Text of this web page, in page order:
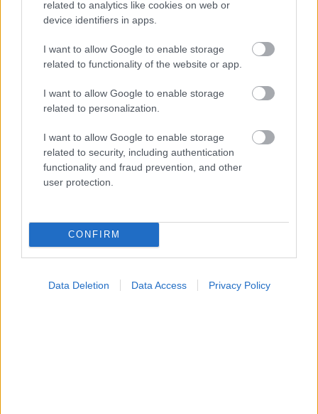
related to analytics like cookies on web or
device identifiers in apps.
I want to allow Google to enable storage
related to functionality of the website or app.
I want to allow Google to enable storage
related to personalization.
I want to allow Google to enable storage
related to security, including authentication
functionality and fraud prevention, and other
user protection.
CONFIRM
Data Deletion Data Access Privacy Policy
Σκύλοι θεραπείας βοηθούν ανθρώπους που